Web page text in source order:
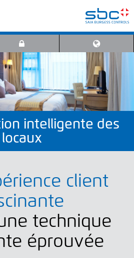
intelligente des
locaux
client
technique
éprouvée